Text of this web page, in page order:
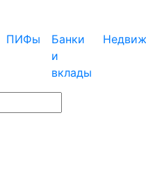
ПИФы
Банки
и
вклады